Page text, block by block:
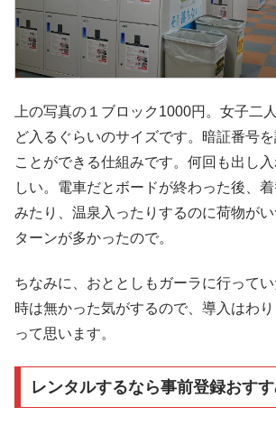
上の写真の１ブロック1000円。女子二
ど入るぐらいのサイズです。暗証番号
ことができる仕組みです。何回も出し
しい。電車だとボードが終わった後、
みたり、温泉入ったりするのに荷物が
ターンが多かったので。
ちなみに、おととしもガーラに行って
時は無かった気がするので、導入はわり
って思います。
レンタルするなら事前登録おすす